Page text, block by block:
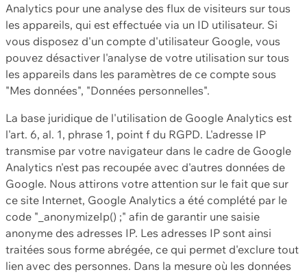
Analytics pour une analyse des flux de visiteurs sur tous
les appareils, qui est effectuée via un ID utilisateur. Si
vous disposez d'un compte d'utilisateur Google, vous
pouvez désactiver l'analyse de votre utilisation sur tous
les appareils dans les paramètres de ce compte sous
"Mes données", "Données personnelles".
La base juridique de l'utilisation de Google Analytics est
l'art. 6, al. 1, phrase 1, point f du RGPD. L'adresse IP
transmise par votre navigateur dans le cadre de Google
Analytics n'est pas recoupée avec d'autres données de
Google. Nous attirons votre attention sur le fait que sur
ce site Internet, Google Analytics a été complété par le
code "_anonymizeIp() ;" afin de garantir une saisie
anonyme des adresses IP. Les adresses IP sont ainsi
traitées sous forme abrégée, ce qui permet d'exclure tout
lien avec des personnes. Dans la mesure où les données